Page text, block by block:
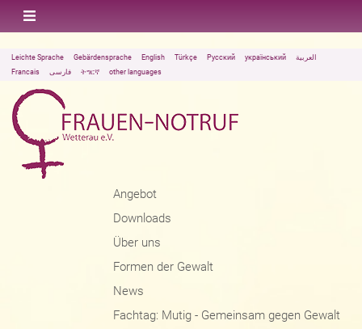
Leichte Sprache Gebärdensprache English Türkçe Русский український
العربية
Francais
فارسی ትግርኛ other languages
Angebot
Downloads
Über uns
Formen der Gewalt
News
Fachtag: Mutig - Gemeinsam gegen Gewalt